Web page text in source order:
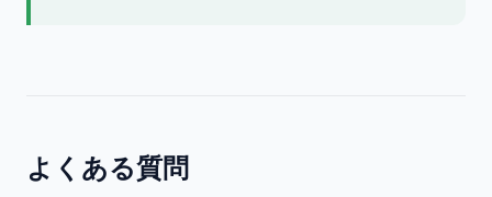
よくある質問